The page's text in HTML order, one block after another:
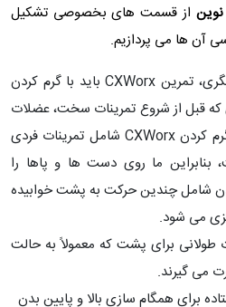
از قسمت های بخصوصی تشکیل
آن ها می پردازیم.
گرمایش: مانند هر ورزش دیگری، تمرین CXWorx باید با گرم کردن
قبل از شروع تمرینات سخت، عضلات
ناحیه مرکزی را آماده کنیم. گرم کردن CXWorx شامل تمرینات فردی
بنابراین ما روی دست ها و پاها را
شامل چندین حرکت به پشت خوابیده
می شود.
هسته 1: حرکات طولانی برای پشت که معمولاً به حالت
می گیرند.